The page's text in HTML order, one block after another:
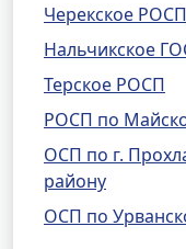
Черекское РОСП
Нальчикское
Терское РОСП
РОСП по
ОСП по г.
району
ОСП по